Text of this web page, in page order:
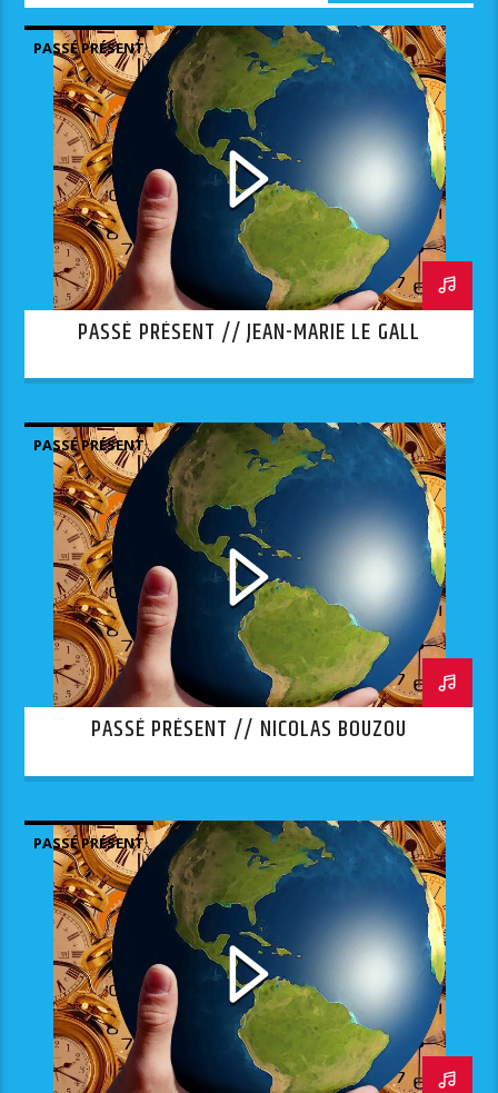
PASSÉ PRÉSENT
PASSÉ PRÉSENT // JEAN-MARIE LE GALL
PASSÉ PRÉSENT
PASSÉ PRÉSENT // NICOLAS BOUZOU
PASSÉ PRÉSENT